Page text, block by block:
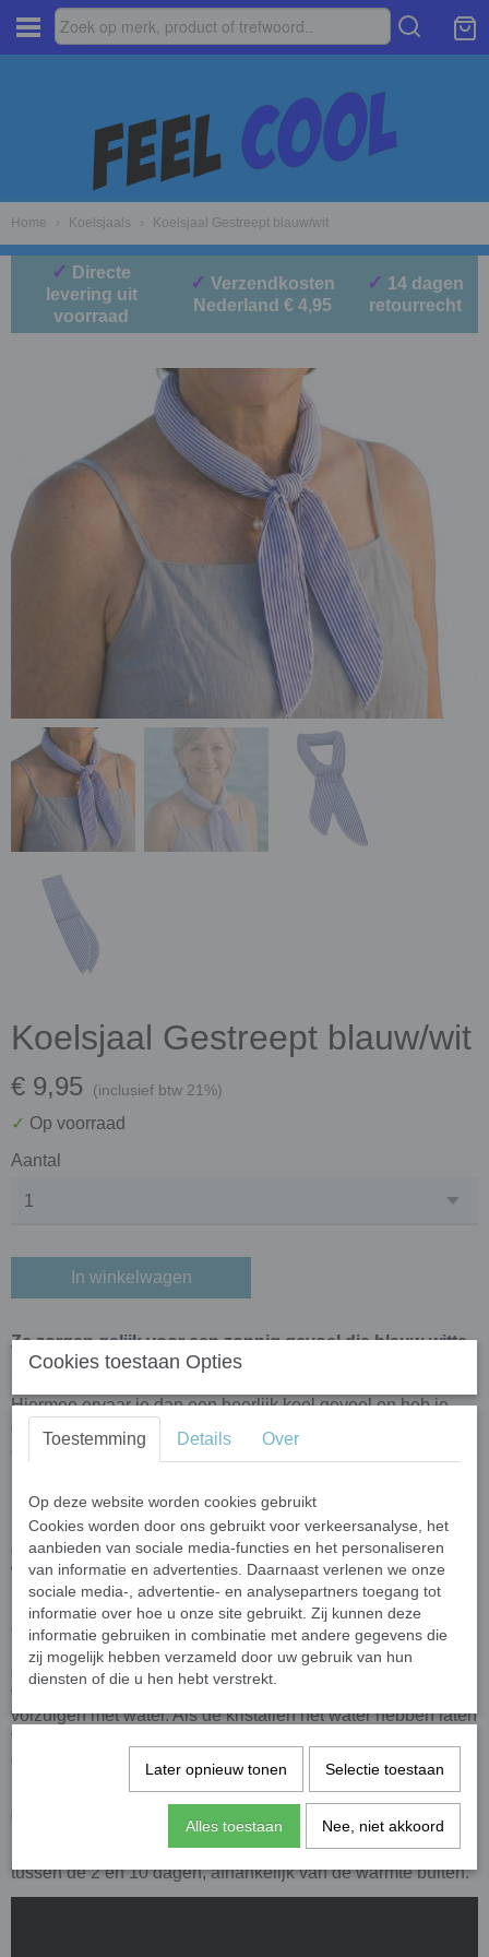
Home › Koelsjaals › Koelsjaal Gestreept blauw/wit
✓ Directe
levering uit
voorraad
✓ Verzendkosten
Nederland € 4,95
✓ 14 dagen
retourrecht
Koelsjaal Gestreept blauw/wit
€ 9,95 (inclusief btw 21%)
✓ Op voorraad
Aantal
In winkelwagen
Ze zorgen gelijk voor een zonnig gevoel die blauw-witte
streepjes in de koelsjaal!
Hiermee ervaar je dan een heerlijk koel gevoel en heb je
afdruipen.
manier om je lichaam te laten afkoelen. De volgezogen
kristallen in de sjaal zorgen er namelijk voor dat je bloed in
de hals wordt gekoeld en verder door je lichaam zal stromen
wat er weer voor zorgt dat je lichaam verder afkoelt.
De koelkristallen in de koelsjaal hebben namelijk de
eigenschap zich vol te kunnen zuigen met water tot wel 200
keer hun begingrootte. Activeren kan keer op keer en is
simpel, de koelsjaal wordt ondergedompeld in koud water
voor een paar minuten en de koelkristallen zullen zich
volzuigen met water. Als de kristallen het water hebben laten
verdampen kun je hem gewoon weer in koud water
Eventueel kun je je geladen koelsjaal even in de koelkast
doen voor wat extra verkoeling.
Een koelsjaal behoudt zijn verkoelende eigenschappen
tussen de 2 en 10 dagen, afhankelijk van de warmte buiten.
Cookies toestaan Opties
Toestemming Details Over
Op deze website worden cookies gebruikt
Cookies worden door ons gebruikt voor verkeersanalyse, het
aanbieden van sociale media-functies en het personaliseren
van informatie en advertenties. Daarnaast verlenen we onze
sociale media-, advertentie- en analysepartners toegang tot
informatie over hoe u onze site gebruikt. Zij kunnen deze
informatie gebruiken in combinatie met andere gegevens die
zij mogelijk hebben verzameld door uw gebruik van hun
diensten of die u hen hebt verstrekt.
Later opnieuw tonen Selectie toestaan
Alles toestaan Nee, niet akkoord